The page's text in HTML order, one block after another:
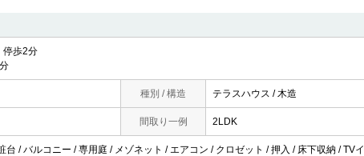
歩2分
種別 / 構造 テラスハウス / 木造
間取り一例 2LDK
/ バルコニー / 専用庭 / メゾネット / エアコン / クロゼット / 押入 / 床下収納 / TVイ